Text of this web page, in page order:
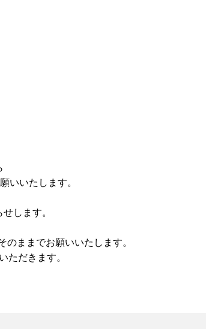
いいたします。
します。
ままでお願いいたします。
ただきます。